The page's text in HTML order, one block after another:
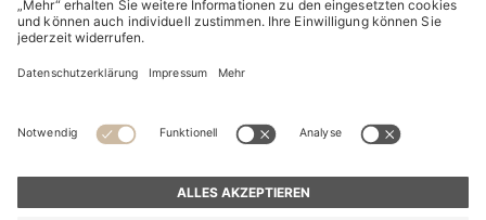
HUGO BOSS Corporate
© 2026 HUGO BOSS All rights reserved